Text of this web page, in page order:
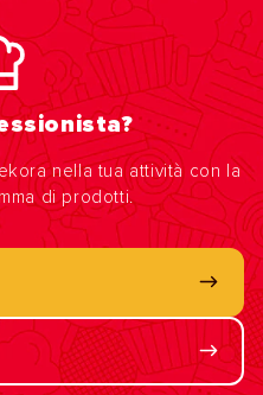
nella tua attività con la
di prodotti.